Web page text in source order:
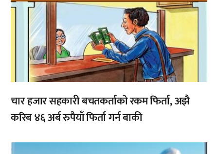
चार हजार सहकारी बचतकर्ताको रकम फिर्ता, अझै
करिब ४६ अर्ब रुपैयाँ फिर्ता गर्न बाकी
,